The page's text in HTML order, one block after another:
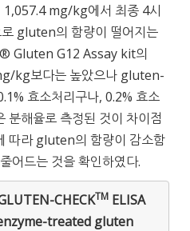
1,057.4 mg/kg에서 최종 4시
gluten의 함량이 떨어지는
Gluten G12 Assay kit의
kg보다는 높았으나 gluten-
효소처리구나, 0.2% 효소
분해율로 측정된 것이 차이점
따라 gluten의 함량이 감소함
어드는 것을 확인하였다.
CHECKTM ELISA
treated gluten